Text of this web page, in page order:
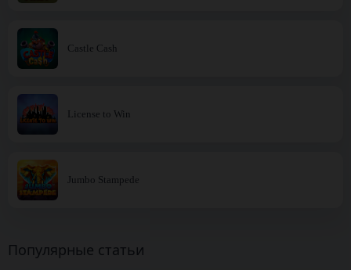
Castle Cash
License to Win
Jumbo Stampede
Популярные статьи